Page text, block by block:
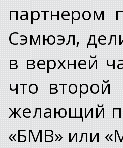
партнером
Сэмюэл,
в верхней
что второй
желающий
«БМВ» или